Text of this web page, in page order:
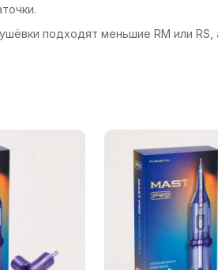
подходят меньшие RM или RS,